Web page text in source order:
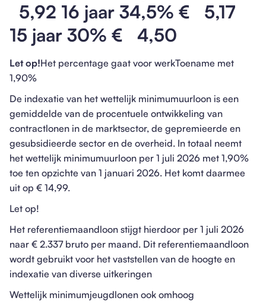
5,92 16 jaar 34,5% € 5,17
15 jaar 30% € 4,50
Let op!Het percentage gaat voor werkToename met
1,90%
De indexatie van het wettelijk minimumuurloon is een
gemiddelde van de procentuele ontwikkeling van
contractlonen in de marktsector, de gepremieerde en
gesubsidieerde sector en de overheid. In totaal neemt
het wettelijk minimumuurloon per 1 juli 2026 met 1,90%
toe ten opzichte van 1 januari 2026. Het komt daarmee
uit op € 14,99.
Let op!
Het referentiemaandloon stijgt hierdoor per 1 juli 2026
naar € 2.337 bruto per maand. Dit referentiemaandloon
wordt gebruikt voor het vaststellen van de hoogte en
indexatie van diverse uitkeringen
Wettelijk minimumjeugdlonen ook omhoog